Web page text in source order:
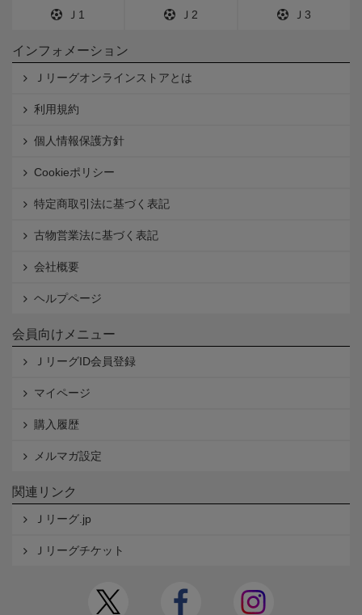
Ｊ1 Ｊ2 Ｊ3
インフォメーション
Ｊリーグオンラインストアとは
利用規約
個人情報保護方針
Cookieポリシー
特定商取引法に基づく表記
古物営業法に基づく表記
会社概要
ヘルプページ
会員向けメニュー
ＪリーグID会員登録
マイページ
購入履歴
メルマガ設定
関連リンク
Ｊリーグ.jp
Ｊリーグチケット